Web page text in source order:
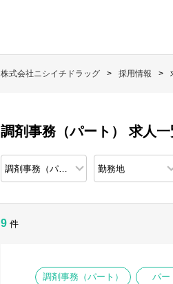
株式会社ニシイチドラッグ 採用情報
調剤事務（パート） 求人一
9 件
調剤事務（パート） パー